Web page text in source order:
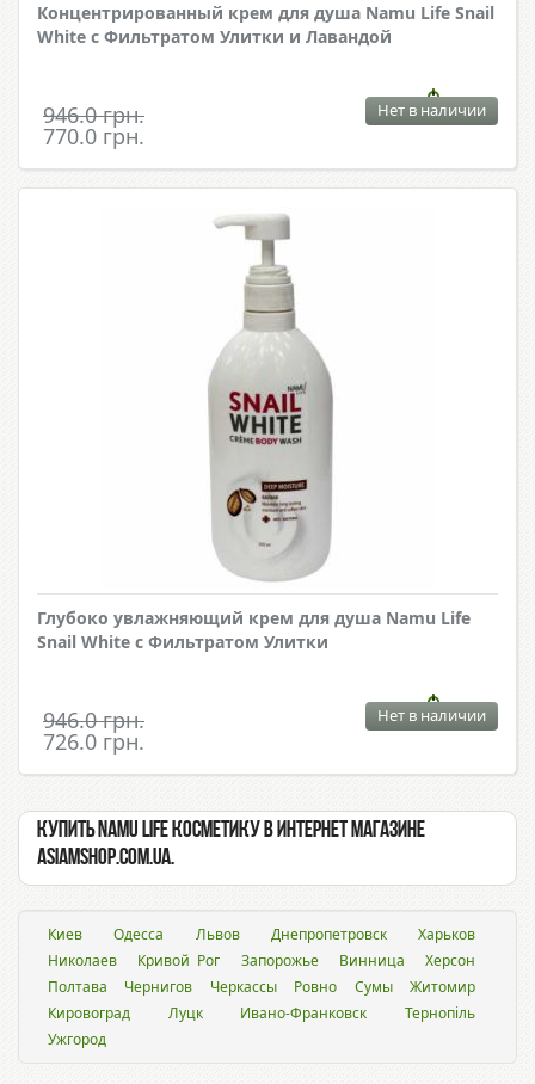
Концентрированный крем для душа Namu Life Snail
White с Фильтратом Улитки и Лавандой
946.0 грн.
770.0 грн.
Нет в наличии
Глубоко увлажняющий крем для душа Namu Life
Snail White с Фильтратом Улитки
946.0 грн.
726.0 грн.
Нет в наличии
Купить Namu Life косметику в интернет магазине
Asiamshop.com.ua.
Киев Одесса Львов Днепропетровск
Харьков
Николаев
Кривой Рог Запорожье Винница
Херсон
Полтава
Чернигов Черкассы Ровно Сумы
Житомир
Кировоград
Луцк Ивано-Франковск
Тернопіль
Ужгород